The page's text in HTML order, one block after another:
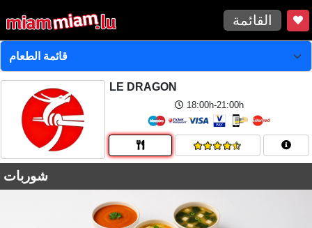
القائمة
LE DRAGON
18:00h-21:00h
شوربات